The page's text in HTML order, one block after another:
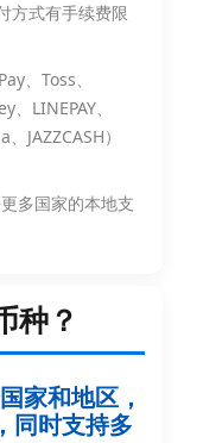
方式有手续费限
、Toss、
LINEPAY、
JAZZCASH）
多国家的本地支
种？
家和地区，
同时支持多